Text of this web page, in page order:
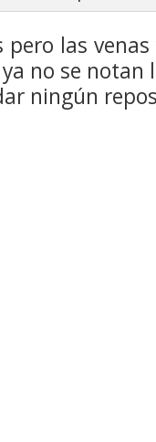
pero las
no se
ningún